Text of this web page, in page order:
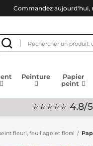
Commandez aujourd'hui,
Peinture
Papier
peint
⭐⭐⭐⭐⭐
fleuri, feuillage et floral